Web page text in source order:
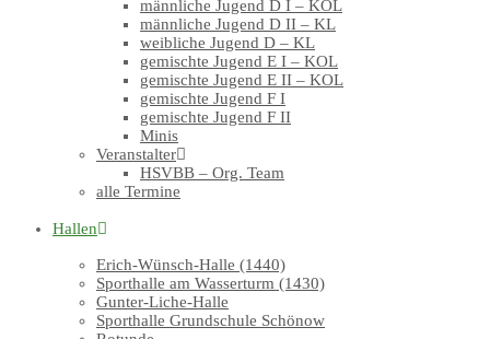
männliche Jugend D I – KOL
männliche Jugend D II – KL
weibliche Jugend D – KL
gemischte Jugend E I – KOL
gemischte Jugend E II – KOL
gemischte Jugend F I
gemischte Jugend F II
Minis
Veranstalter
HSVBB – Org. Team
alle Termine
Hallen
Erich-Wünsch-Halle (1440)
Sporthalle am Wasserturm (1430)
Gunter-Liche-Halle
Sporthalle Grundschule Schönow